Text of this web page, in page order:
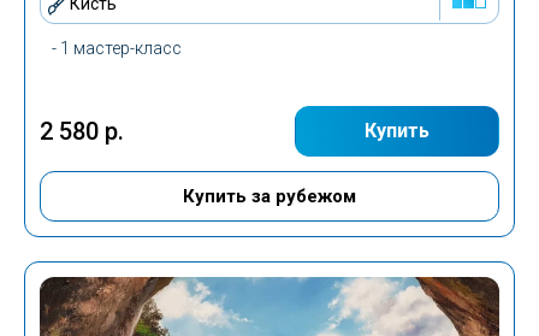
- 1 мастер-класс
Купить
2 580 р.
Купить за рубежом